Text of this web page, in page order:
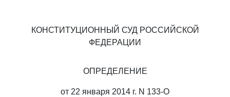
КОНСТИТУЦИОННЫЙ СУД РОССИЙСКОЙ
ФЕДЕРАЦИИ
ОПРЕДЕЛЕНИЕ
от 22 января 2014 г. N 133-О